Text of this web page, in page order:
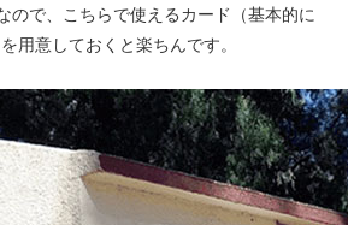
ので、こちらで使えるカード（基本的に
用意しておくと楽ちんです。